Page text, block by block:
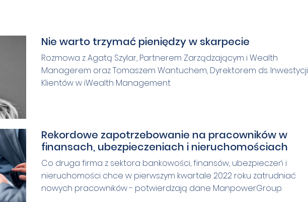
Nie warto trzymać pieniędzy w skarpecie
Rozmowa z Agatą Szylar, Partnerem Zarządzającym i Wealth
Managerem oraz Tomaszem Wantuchem, Dyrektorem ds. Inwestycji
Klientów w iWealth Management
Rekordowe zapotrzebowanie na pracowników w
finansach, ubezpieczeniach i nieruchomościach
Co druga firma z sektora bankowości, finansów, ubezpieczeń i
nieruchomości chce w pierwszym kwartale 2022 roku zatrudniać
nowych pracowników - potwierdzają dane ManpowerGroup.